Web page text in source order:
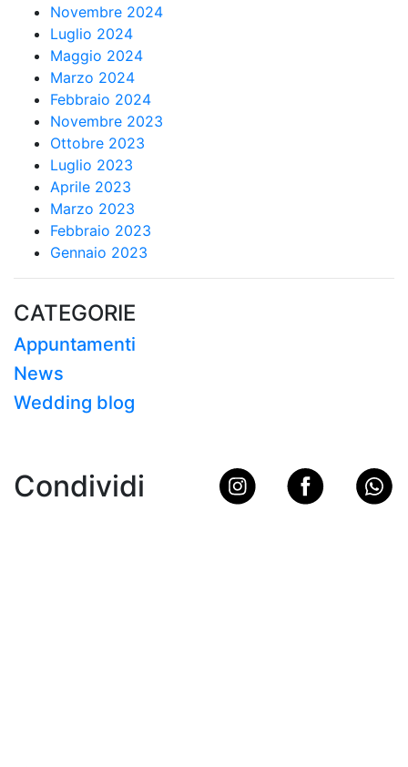
Novembre 2024
Luglio 2024
Maggio 2024
Marzo 2024
Febbraio 2024
Novembre 2023
Ottobre 2023
Luglio 2023
Aprile 2023
Marzo 2023
Febbraio 2023
Gennaio 2023
CATEGORIE
Appuntamenti
News
Wedding blog
Condividi